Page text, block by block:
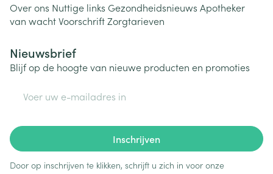
Over ons Nuttige links Gezondheidsnieuws Apotheker
van wachtVoorschriftZorgtarieven
Nieuwsbrief
Blijf op de hoogte van nieuwe producten en promoties
Inschrijven
Door op inschrijven te klikken, schrijft u zich in voor onze